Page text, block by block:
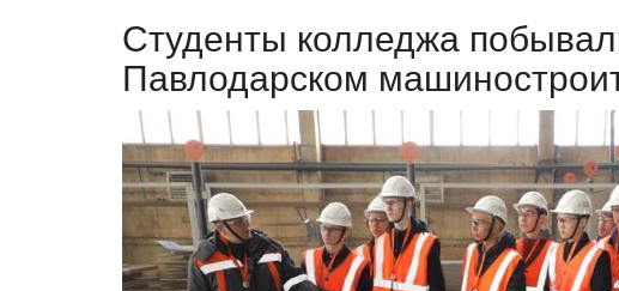
Студенты колледжа
Павлодарском